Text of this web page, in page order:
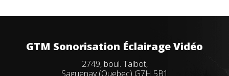
GTM Sonorisation Éclairage Vidéo
2749, boul. Talbot,
Saguenay (Quebec) G7H 5B1